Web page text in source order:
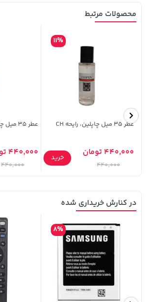
محصولات مرتبط
عطر ۳۵ میل چاپلین، رایحه CH
11%
440,000 تومان
440,000
خرید
عطر ۳۵ میل چاپلین، رایحه وود
440,000 تومان
440,000
در کنارش خریداری شده
8%